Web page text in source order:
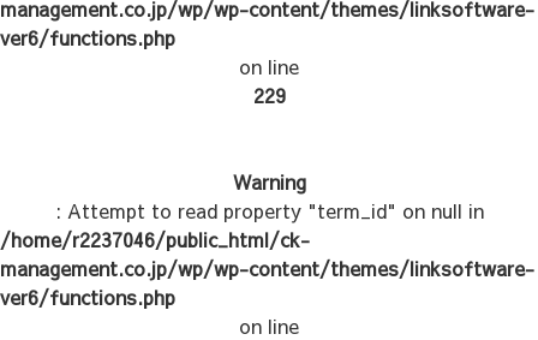
management.co.jp/wp/wp-content/themes/linksoftware-
ver6/functions.php
on line
229
Warning
: Attempt to read property "term_id" on null in
/home/r2237046/public_html/ck-
management.co.jp/wp/wp-content/themes/linksoftware-
ver6/functions.php
on line